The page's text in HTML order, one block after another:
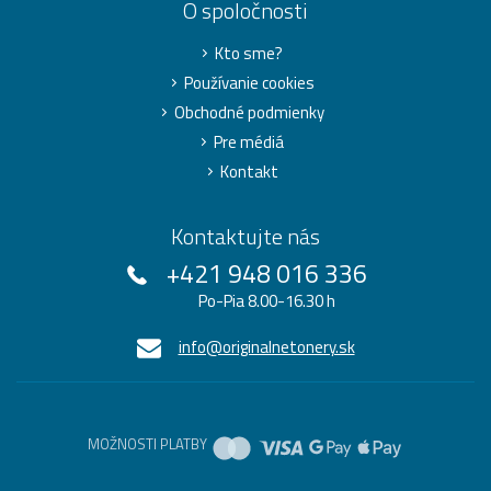
O spoločnosti
Kto sme?
Používanie cookies
Obchodné podmienky
Pre médiá
Kontakt
Kontaktujte nás
+421 948 016 336
Po-Pia 8.00-16.30 h
info@originalnetonery.sk
MOŽNOSTI PLATBY